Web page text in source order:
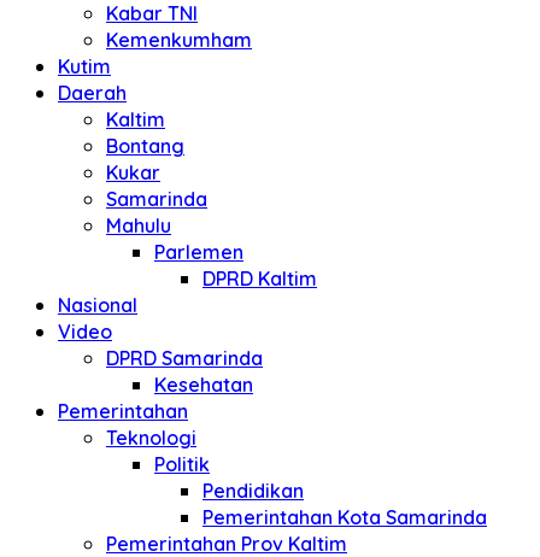
Kabar TNI
Kemenkumham
Kutim
Daerah
Kaltim
Bontang
Kukar
Samarinda
Mahulu
Parlemen
DPRD Kaltim
Nasional
Video
DPRD Samarinda
Kesehatan
Pemerintahan
Teknologi
Politik
Pendidikan
Pemerintahan Kota Samarinda
Pemerintahan Prov Kaltim